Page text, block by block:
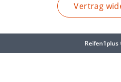
Vertrag
Reifen1plus